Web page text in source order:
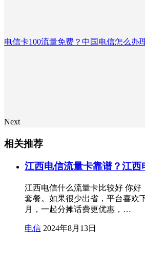
电信卡100流量免费？中国电信怎么办
Next
相关推荐
江西电信流量卡靠谱？江
江西电信什么流量卡比较好 你
套餐。如果很少出省，平台喜欢
月，一起分摊话费更优惠，…
电信 2024年8月13日